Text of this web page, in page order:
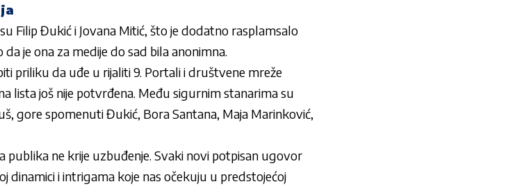
Filip Đukić i Jovana Mitić, što je dodatno rasplamsalo
je ona za medije do sad bila anonimna.
priliku da uđe u rijaliti 9. Portali i društvene mreže
lista još nije potvrđena. Među sigurnim stanarima su
gore spomenuti Đukić, Bora Santana, Maja Marinković,
publika ne krije uzbuđenje. Svaki novi potpisan ugovor
dinamici i intrigama koje nas očekuju u predstojećoj